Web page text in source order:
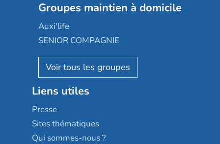
Les jardins d'Arcadie
Occitalia
Appartseniors
Reseda
Stella management
Les villages d'or
Sérénys
Résidences services Villa Médicis
Groupe SOS
Le Noble Âge
Almage
Résidalya
Groupe aplus
Groupes maintien à domicile
Auxi'life
SENIOR COMPAGNIE
AGE D'OR Services
Liens utiles
Presse
Sites thématiques
Qui sommes-nous ?